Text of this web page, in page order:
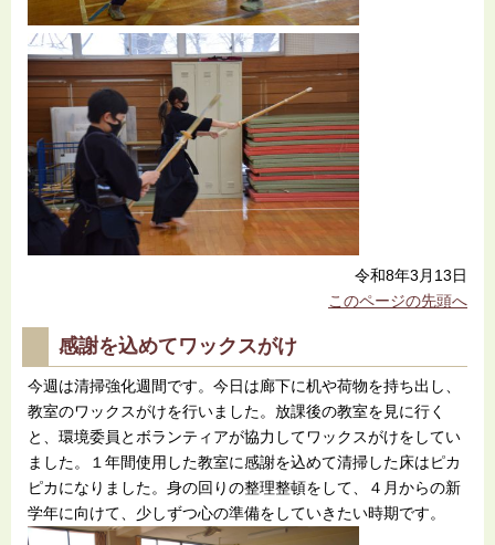
令和8年3月13日
このページの先頭へ
感謝を込めてワックスがけ
今週は清掃強化週間です。今日は廊下に机や荷物を持ち出し、
教室のワックスがけを行いました。放課後の教室を見に行く
と、環境委員とボランティアが協力してワックスがけをしてい
ました。１年間使用した教室に感謝を込めて清掃した床はピカ
ピカになりました。身の回りの整理整頓をして、４月からの新
学年に向けて、少しずつ心の準備をしていきたい時期です。